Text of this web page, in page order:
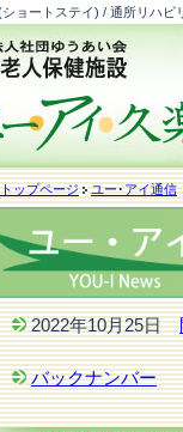
ョートステイ) / 通所リハ
トップページ ユー･アイ通信
2022年10月25日
バックナンバー